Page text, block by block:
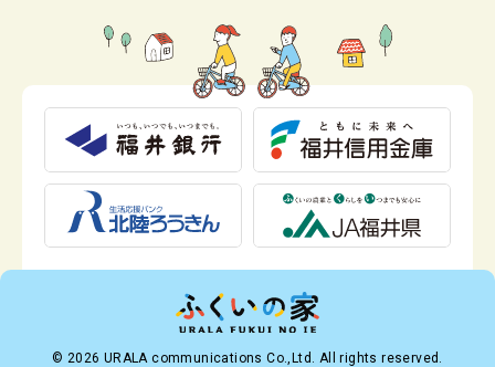
© 2026 URALA communications Co.,Ltd. All rights reserved.